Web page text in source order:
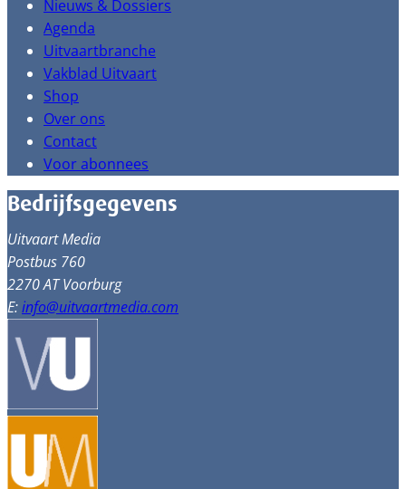
Nieuws & Dossiers
Agenda
Uitvaartbranche
Vakblad Uitvaart
Shop
Over ons
Contact
Voor abonnees
Bedrijfsgegevens
Uitvaart Media
Postbus 760
2270 AT Voorburg
E:info@uitvaartmedia.com